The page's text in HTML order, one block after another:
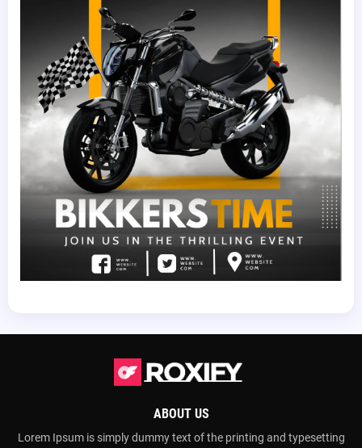
ABOUT US
Lorem Ipsum is simply dummy text of the printing and typesetting